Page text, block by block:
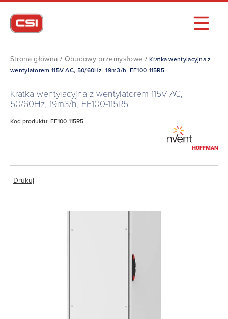
Strona główna / Obudowy przemysłowe /Kratka wentylacyjna z
wentylatorem 115V AC, 50/60Hz, 19m3/h, EF100-115R5
Kratka wentylacyjna z wentylatorem 115V AC,
50/60Hz, 19m3/h, EF100-115R5
Kod produktu: EF100-115R5
Drukuj